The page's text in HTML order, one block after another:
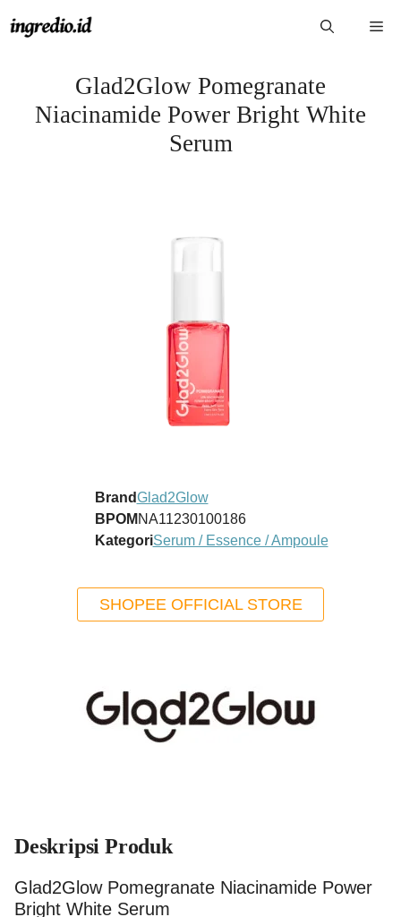
ke
Glad2Glow Pomegranate
Niacinamide Power Bright White
Serum
BrandGlad2Glow
BPOM NA11230100186
KategoriSerum / Essence / Ampoule
SHOPEE OFFICIAL STORE
Deskripsi Produk
Glad2Glow Pomegranate Niacinamide Power
Bright White Serum